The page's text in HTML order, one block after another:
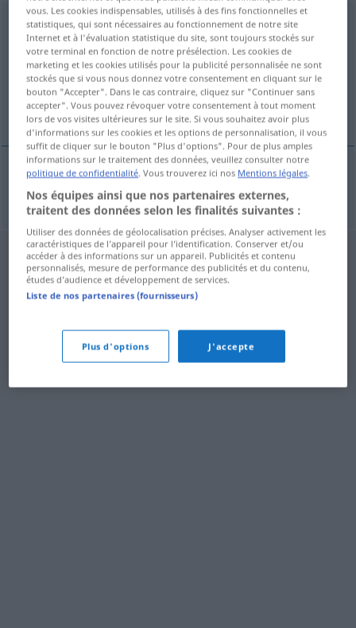
especialmente [espeθĭalˈmente]adv
Vue d'ensemble de toutes les traductions
(Pour plus d'informations, cliquez sur/touchez la traduction)
vor allem
besonders, vor allem especialmente
vous. Les cookies indispensables, utilisés à des fins fonctionnelles et
statistiques, qui sont nécessaires au fonctionnement de notre site
Internet et à l'évaluation statistique du site, sont toujours stockés sur
votre terminal en fonction de notre présélection. Les cookies de
marketing et les cookies utilisés pour la publicité personnalisée ne sont
stockés que si vous nous donnez votre consentement en cliquant sur le
bouton "Accepter". Dans le cas contraire, cliquez sur "Continuer sans
accepter". Vous pouvez révoquer votre consentement à tout moment
lors de vos visites ultérieures sur le site. Si vous souhaitez avoir plus
d'informations sur les cookies et les options de personnalisation, il vous
suffit de cliquer sur le bouton "Plus d'options". Pour de plus amples
informations sur le traitement des données, veuillez consulter notre
politique de confidentialité. Vous trouverez ici nos Mentions légales.
Nos équipes ainsi que nos partenaires externes,
traitent des données selon les finalités suivantes :
Utiliser des données de géolocalisation précises. Analyser activement les
caractéristiques de l’appareil pour l’identification. Conserver et/ou
accéder à des informations sur un appareil. Publicités et contenu
personnalisés, mesure de performance des publicités et du contenu,
études d’audience et développement de services.
Liste de nos partenaires (fournisseurs)
Plus d'options J'accepte